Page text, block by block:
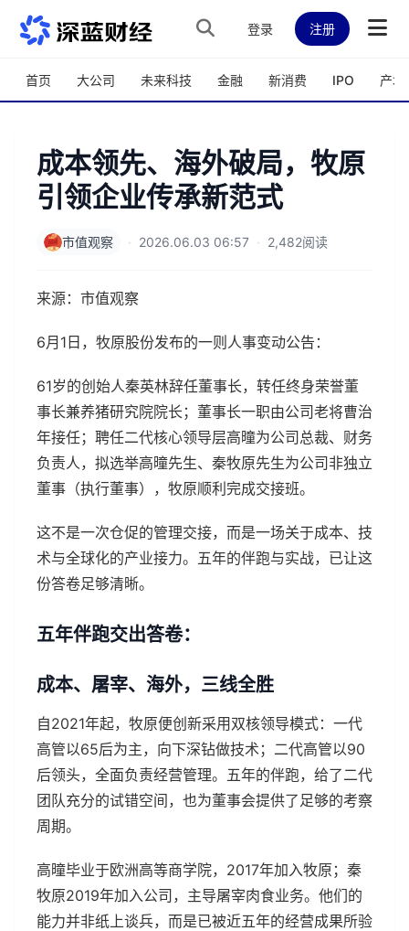
跳转到主内容
登录 注册
首页 大公司 未来科技 金融 新消费 IPO 产城
成本领先、海外破局，牧原
引领企业传承新范式
市值观察 · 2026.06.03 06:57 · 2,482阅读
来源：市值观察
6月1日，牧原股份发布的一则人事变动公告：
61岁的创始人秦英林辞任董事长，转任终身荣誉董
事长兼养猪研究院院长；董事长一职由公司老将曹治
年接任；聘任二代核心领导层高曈为公司总裁、财务
负责人，拟选举高曈先生、秦牧原先生为公司非独立
董事（执行董事），牧原顺利完成交接班。
这不是一次仓促的管理交接，而是一场关于成本、技
术与全球化的产业接力。五年的伴跑与实战，已让这
份答卷足够清晰。
五年伴跑交出答卷：
成本、屠宰、海外，三线全胜
自2021年起，牧原便创新采用双核领导模式：一代
高管以65后为主，向下深钻做技术；二代高管以90
后领头，全面负责经营管理。五年的伴跑，给了二代
团队充分的试错空间，也为董事会提供了足够的考察
周期。
高曈毕业于欧洲高等商学院，2017年加入牧原；秦
牧原2019年加入公司，主导屠宰肉食业务。他们的
能力并非纸上谈兵，而是已被近五年的经营成果所验